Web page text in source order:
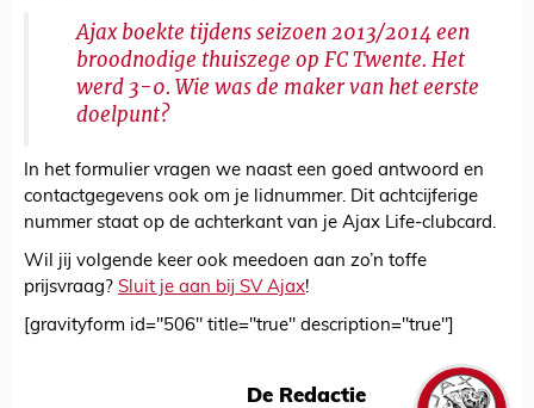
Ajax boekte tijdens seizoen 2013/2014 een
broodnodige thuiszege op FC Twente. Het
werd 3-0. Wie was de maker van het eerste
doelpunt?
In het formulier vragen we naast een goed antwoord en
contactgegevens ook om je lidnummer. Dit achtcijferige
nummer staat op de achterkant van je Ajax Life-clubcard.
Wil jij volgende keer ook meedoen aan zo’n toffe
prijsvraag? Sluit je aan bij SV Ajax!
[gravityform id="506" title="true" description="true"]
De Redactie